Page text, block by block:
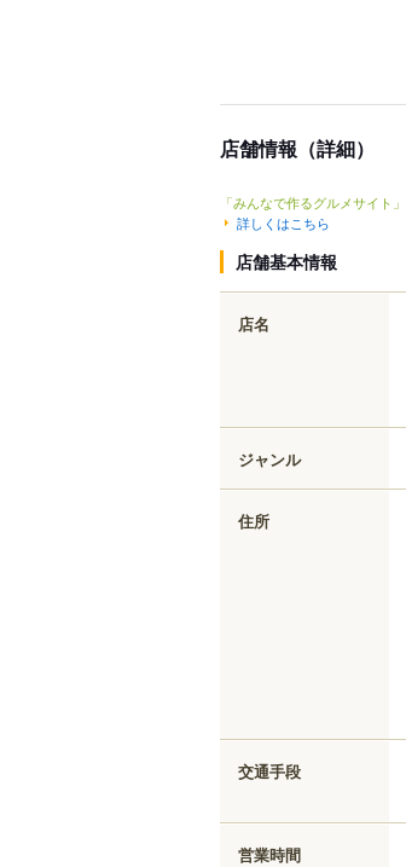
店舗情報（詳細）
「みんなで作るグルメサイト
詳しくはこちら
店舗基本情報
店名
ジャンル
住所
交通手段
営業時間